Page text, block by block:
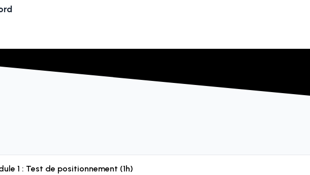
1 : Test de positionnement (1h)